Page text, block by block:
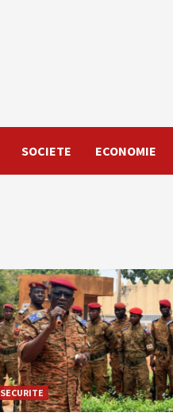
SOCIETE ECONOMIE
SECURITE